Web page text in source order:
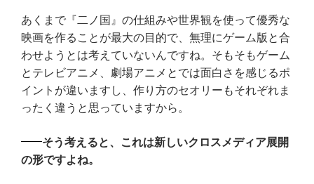
あくまで『二ノ国』の仕組みや世界観を使って優秀な
映画を作ることが最大の目的で、無理にゲーム版と合
わせようとは考えていないんですね。そもそもゲーム
とテレビアニメ、劇場アニメとでは面白さを感じるポ
イントが違いますし、作り方のセオリーもそれぞれま
ったく違うと思っていますから。
そう考えると、これは新しいクロスメディア展開
の形ですよね。